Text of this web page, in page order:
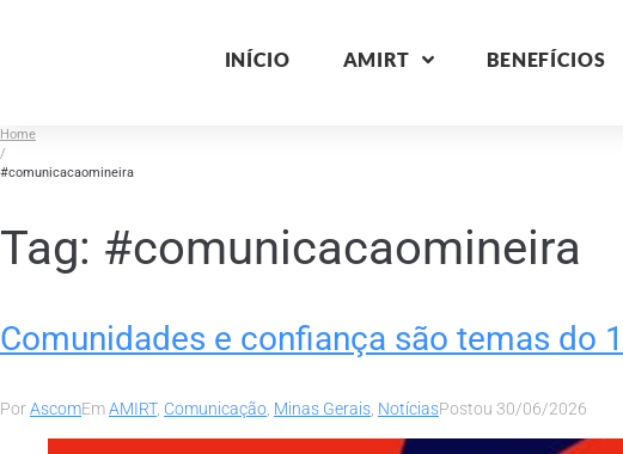
INÍCIO AMIRT BENEFÍCIOS
Home
/
#comunicacaomineira
Tag: #comunicacaomineira
Comunidades e confiança são temas do
PorAscomEmAMIRT, Comunicação Minas Gerais NotíciasPostou 30/06/2026